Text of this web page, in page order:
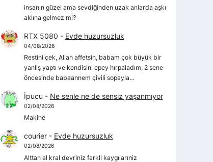
insanın güzel ama sevdiğinden uzak anlarda aşkı
aklına gelmez mi?
RTX 5080 - Evde huzursuzluk
04/08/2026
Restini çek, Allah affetsin, babam çok büyük bir
yanlış yaptı ve kendisini epey hırpaladım, 2 sene
öncesinde babaannem çivili sopayla…
İpucu - Ne senle ne de sensiz yaşanmıyor
02/08/2026
Makine
courier- Evde huzursuzluk
02/08/2026
Alttan al kral devriniz farkli kaygılarıniz